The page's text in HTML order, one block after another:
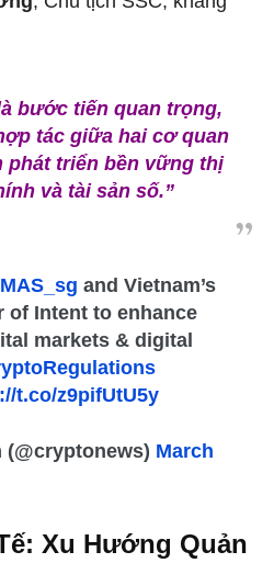
bước tiến quan trọng,
tác giữa hai cơ quan
phát triển bền vững thị
và tài sản số.”
and Vietnam’s
of Intent to enhance
markets & digital
t.co/z9pifUtU5y
March
Xu Hướng Quản